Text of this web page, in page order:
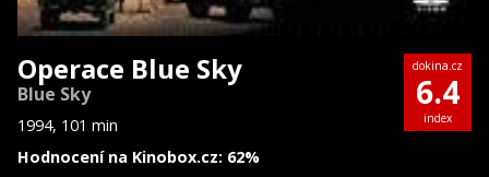
Operace Blue Sky
Blue Sky
1994, 101 min
Hodnocení na Kinobox.cz: 62%
dokina.cz
6.4
index